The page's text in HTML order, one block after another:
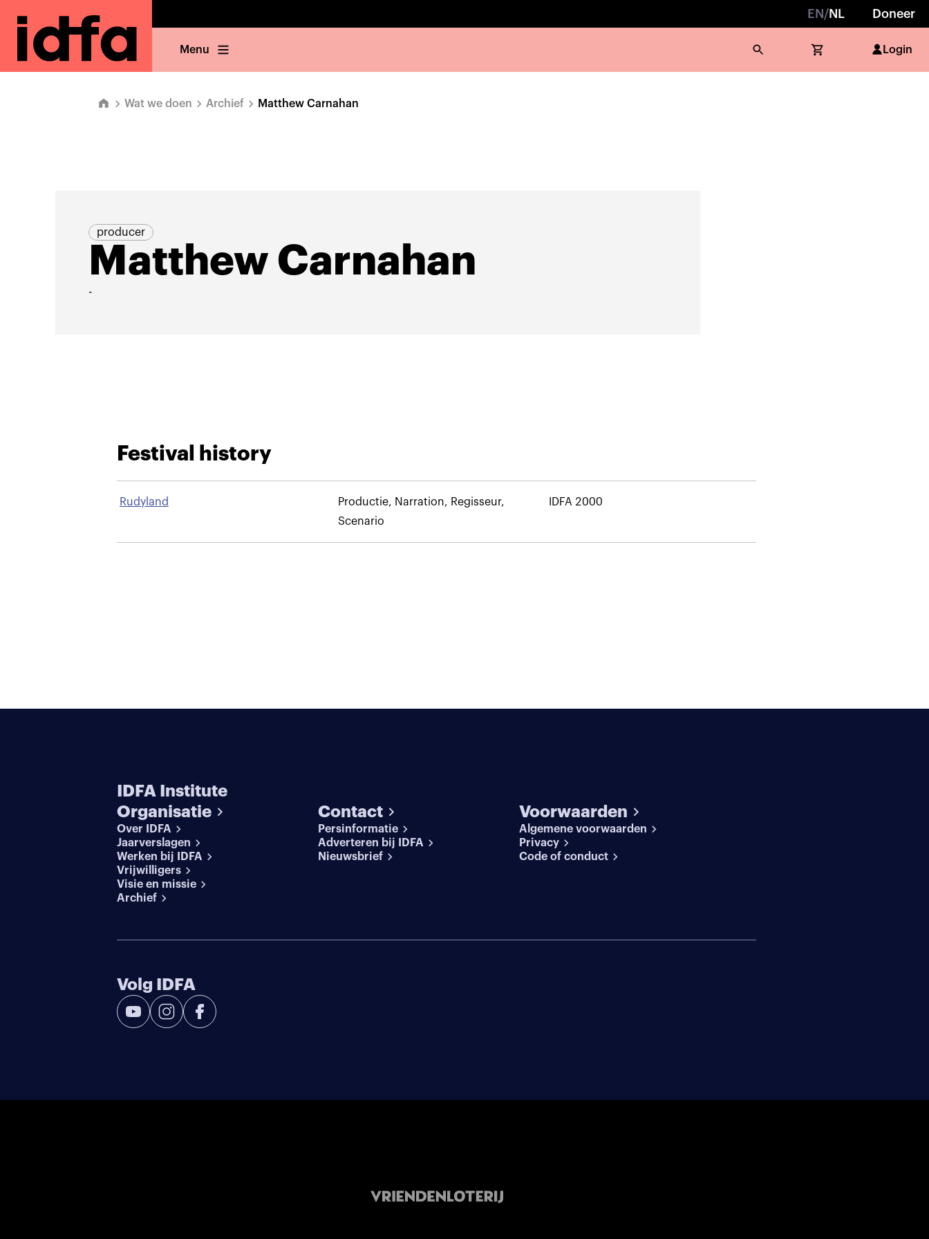
EN /NL Doneer
Menu Login
Wat we doen Archief Matthew Carnahan
producer
Matthew Carnahan
-
Festival history
Rudyland
Productie, Narration, Regisseur,
Scenario
IDFA 2000
IDFA Institute
Organisatie
Over IDFA
Jaarverslagen
Werken bij IDFA
Vrijwilligers
Visie en missie
Archief
Contact
Persinformatie
Adverteren bij IDFA
Nieuwsbrief
Voorwaarden
Algemene voorwaarden
Privacy
Code of conduct
Volg IDFA